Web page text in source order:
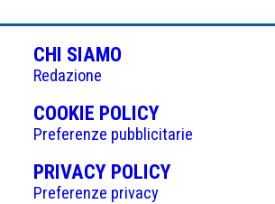
CHI SIAMO
Redazione
COOKIE POLICY(APRE
IN
UNA
NUOVA
Preferenze pubblicitarie
PRIVACY POLICY(APRE
Preferenze privacy